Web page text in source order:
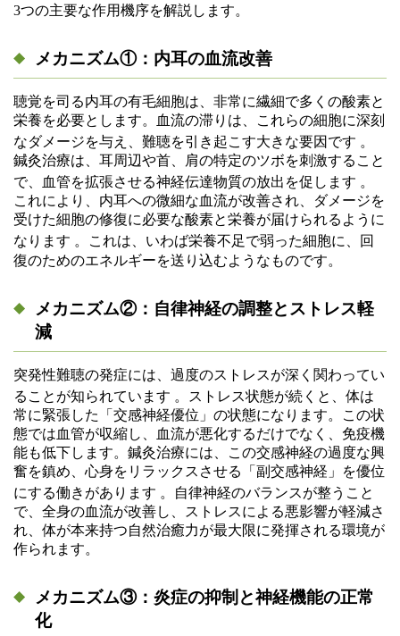
3つの主要な作用機序を解説します。
メカニズム①：内耳の血流改善
聴覚を司る内耳の有毛細胞は、非常に繊細で多くの酸素と
栄養を必要とします。血流の滞りは、これらの細胞に深刻
なダメージを与え、難聴を引き起こす大きな要因です 。
鍼灸治療は、耳周辺や首、肩の特定のツボを刺激すること
で、血管を拡張させる神経伝達物質の放出を促します 。
これにより、内耳への微細な血流が改善され、ダメージを
受けた細胞の修復に必要な酸素と栄養が届けられるように
なります 。これは、いわば栄養不足で弱った細胞に、回
復のためのエネルギーを送り込むようなものです。
メカニズム②：自律神経の調整とストレス軽
減
突発性難聴の発症には、過度のストレスが深く関わってい
ることが知られています 。ストレス状態が続くと、体は
常に緊張した「交感神経優位」の状態になります。この状
態では血管が収縮し、血流が悪化するだけでなく、免疫機
能も低下します。鍼灸治療には、この交感神経の過度な興
奮を鎮め、心身をリラックスさせる「副交感神経」を優位
にする働きがあります 。自律神経のバランスが整うこと
で、全身の血流が改善し、ストレスによる悪影響が軽減さ
れ、体が本来持つ自然治癒力が最大限に発揮される環境が
作られます。
メカニズム③：炎症の抑制と神経機能の正常
化